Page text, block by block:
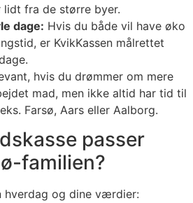
fra de større byer.
dage: Hvis du både vil have øko
er KvikKassen målrettet
hvis du drømmer om mere
mad, men ikke altid har tid til
Farsø, Aars eller Aalborg.
passer
familien?
og dine værdier: